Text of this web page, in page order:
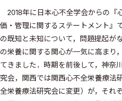
2018年に日本心不全学会からの『
価・管理に関するステートメント』
の既知と未知について，問題提起が
の栄養に関する関心が一気に高まり
てきました．時期を前後して，神奈
究会，関西では関西心不全栄養療法
全栄養療法研究会に変更）が，それ